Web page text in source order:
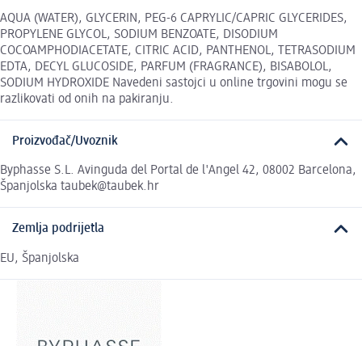
AQUA (WATER), GLYCERIN, PEG-6 CAPRYLIC/CAPRIC GLYCERIDES,
PROPYLENE GLYCOL, SODIUM BENZOATE, DISODIUM
COCOAMPHODIACETATE, CITRIC ACID, PANTHENOL, TETRASODIUM
EDTA, DECYL GLUCOSIDE, PARFUM (FRAGRANCE), BISABOLOL,
SODIUM HYDROXIDE Navedeni sastojci u online trgovini mogu se
razlikovati od onih na pakiranju.
Proizvođač/Uvoznik
Byphasse S.L. Avinguda del Portal de l'Angel 42, 08002 Barcelona,
Španjolska taubek@taubek.hr
Zemlja podrijetla
EU, Španjolska